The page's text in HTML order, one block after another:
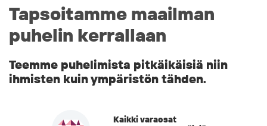
Tapsoitamme maailman
puhelin kerrallaan
Teemme puhelimista pitkäikäisiä niin
ihmisten kuin ympäristön tähden.
Kaikki varaosat